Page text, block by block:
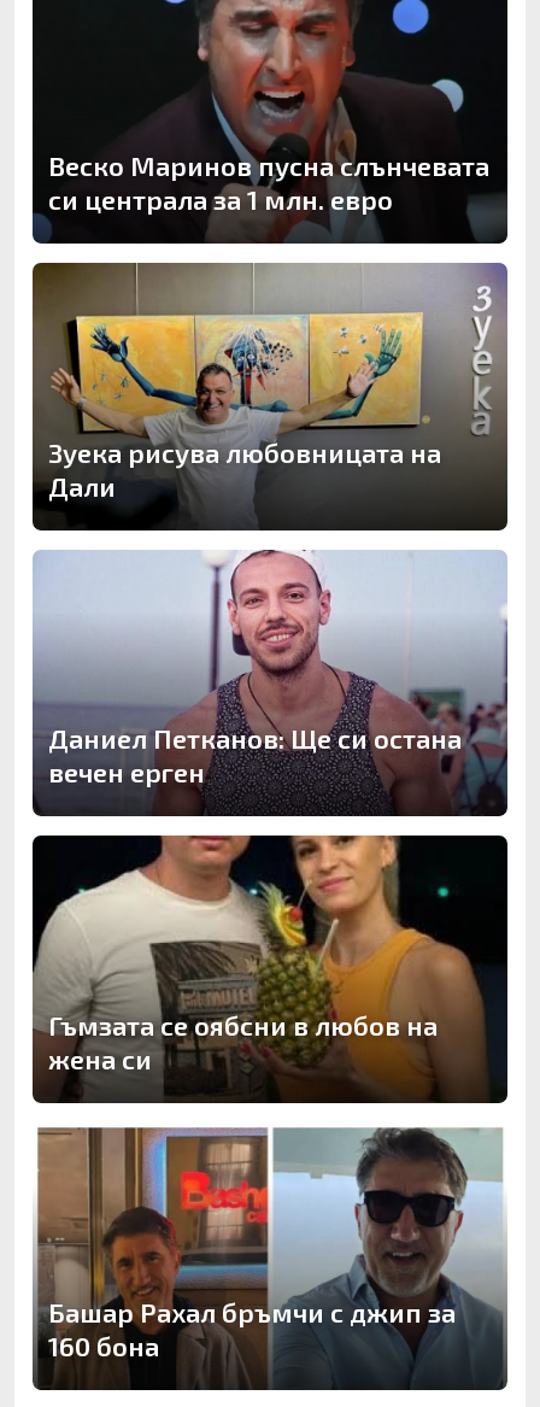
Веско Маринов пусна слънчевата
си централа за 1 млн. евро
Зуека рисува любовницата на
Дали
Даниел Петканов: Ще си остана
вечен ерген
Гъмзата се оябсни в любов на
жена си
Башар Рахал бръмчи с джип за
160 бона